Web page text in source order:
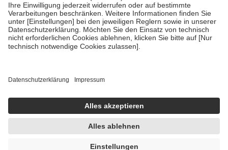
• Untersuchungen zur Vorsorge und Früherkennung, die von der
GKV getragen werden
• empfohlenen Schutzimpfungen
• Harn- und Blutteststreifen
getroffen, um sicherzustellen, dass es sich um echte Bewertungen
https://help.etrusted.com/hc/de/articles/4419944605341
Einige Bilder und Inhalte wurden unter Zuhilfenahme künstlicher